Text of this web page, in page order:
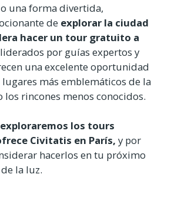
una forma divertida,
de explorar la ciudad
hacer un tour gratuito a
por guías expertos y
una excelente oportunidad
más emblemáticos de la
los rincones menos conocidos.
exploraremos los tours
Civitatis en París, y por
hacerlos en tu próximo
la luz.